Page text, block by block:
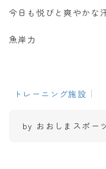
今日も悦びと爽やかな
魚岸力
トレーニング施設
by おおしまスポー